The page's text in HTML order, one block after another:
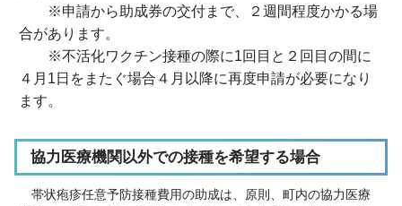
※申請から助成券の交付まで、２週間程度かかる場
合があります。
※不活化ワクチン接種の際に1回目と２回目の間に
４月1日をまたぐ場合４月以降に再度申請が必要になり
ます。
協力医療機関以外での接種を希望する場合
帯状疱疹任意予防接種費用の助成は、原則、町内の協力医療